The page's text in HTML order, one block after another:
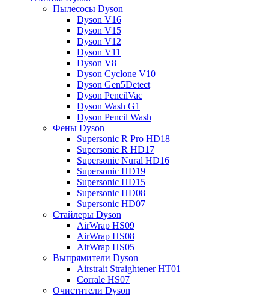
Пылесосы Dyson
Dyson V16
Dyson V15
Dyson V12
Dyson V11
Dyson V8
Dyson Cyclone V10
Dyson Gen5Detect
Dyson PencilVac
Dyson Wash G1
Dyson Pencil Wash
Фены Dyson
Supersonic R Pro HD18
Supersonic R HD17
Supersonic Nural HD16
Supersonic HD19
Supersonic HD15
Supersonic HD08
Supersonic HD07
Стайлеры Dyson
AirWrap HS09
AirWrap HS08
AirWrap HS05
Выпрямители Dyson
Airstrait Straightener HT01
Corrale HS07
Очистители Dyson